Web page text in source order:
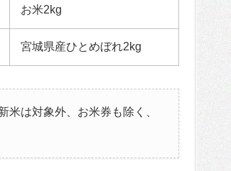
お米2kg
宮城県産ひとめぼれ2kg
は対象外、お米券も除く、